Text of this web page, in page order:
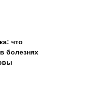
что
болезнях